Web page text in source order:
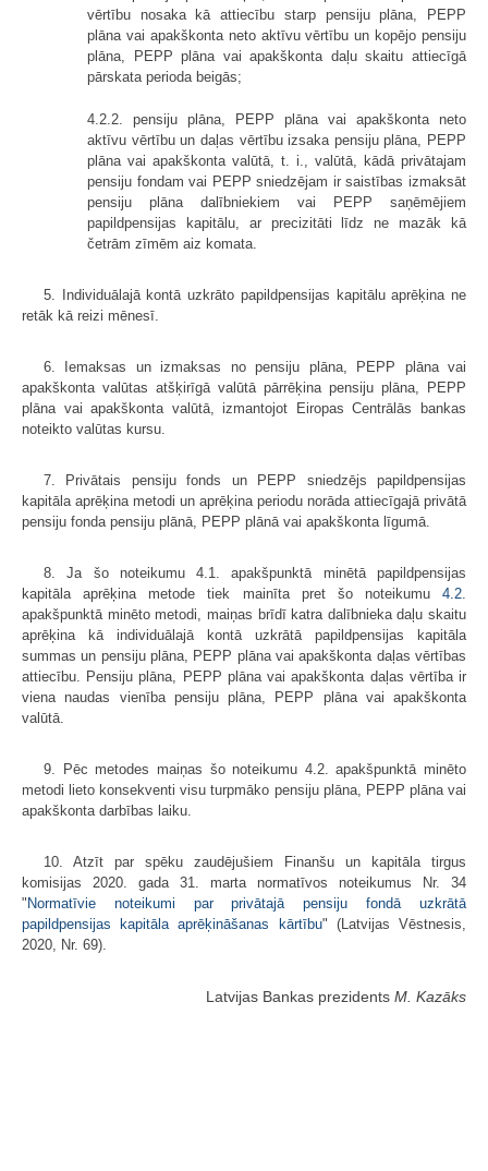
vērtību nosaka kā attiecību starp pensiju plāna, PEPP
plāna vai apakškonta neto aktīvu vērtību un kopējo pensiju
plāna, PEPP plāna vai apakškonta daļu skaitu attiecīgā
pārskata perioda beigās;
4.2.2. pensiju plāna, PEPP plāna vai apakškonta neto
aktīvu vērtību un daļas vērtību izsaka pensiju plāna, PEPP
plāna vai apakškonta valūtā, t. i., valūtā, kādā privātajam
pensiju fondam vai PEPP sniedzējam ir saistības izmaksāt
pensiju plāna dalībniekiem vai PEPP saņēmējiem
papildpensijas kapitālu, ar precizitāti līdz ne mazāk kā
četrām zīmēm aiz komata.
5. Individuālajā kontā uzkrāto papildpensijas kapitālu aprēķina ne
retāk kā reizi mēnesī.
6. Iemaksas un izmaksas no pensiju plāna, PEPP plāna vai
apakškonta valūtas atšķirīgā valūtā pārrēķina pensiju plāna, PEPP
plāna vai apakškonta valūtā, izmantojot Eiropas Centrālās bankas
noteikto valūtas kursu.
7. Privātais pensiju fonds un PEPP sniedzējs papildpensijas
kapitāla aprēķina metodi un aprēķina periodu norāda attiecīgajā privātā
pensiju fonda pensiju plānā, PEPP plānā vai apakškonta līgumā.
8. Ja šo noteikumu 4.1. apakšpunktā minētā papildpensijas
kapitāla aprēķina metode tiek mainīta pret šo noteikumu 4.2
apakšpunktā minēto metodi, maiņas brīdī katra dalībnieka daļu skaitu
aprēķina kā individuālajā kontā uzkrātā papildpensijas kapitāla
summas un pensiju plāna, PEPP plāna vai apakškonta daļas vērtības
attiecību. Pensiju plāna, PEPP plāna vai apakškonta daļas vērtība ir
viena naudas vienība pensiju plāna, PEPP plāna vai apakškonta
valūtā.
9. Pēc metodes maiņas šo noteikumu 4.2. apakšpunktā minēto
metodi lieto konsekventi visu turpmāko pensiju plāna, PEPP plāna vai
apakškonta darbības laiku.
10. Atzīt par spēku zaudējušiem Finanšu un kapitāla tirgus
komisijas 2020. gada 31. marta normatīvos noteikumus Nr. 34
"Normatīvie noteikumi par privātajā pensiju fondā uzkrātā
papildpensijas kapitāla aprēķināšanas kārtību" (Latvijas Vēstnesis,
2020, Nr. 69).
Latvijas Bankas prezidents M. Kazāks